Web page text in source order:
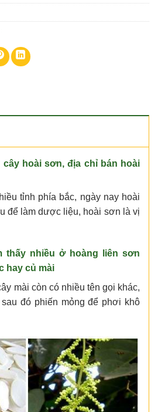
cây hoài sơn, địa chỉ bán hoài
tỉnh phía bắc, ngày nay hoài
để làm dược liệu, hoài sơn là vị
thấy nhiều ở hoàng liên sơn
hay củ mài
mài còn có nhiều tên gọi khác,
đó phiến mỏng để phơi khô